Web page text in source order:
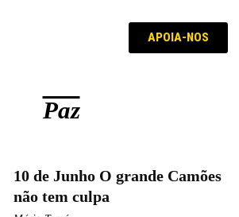
APOIA-NOS
Paz
10 de Junho O grande Camões
não tem culpa